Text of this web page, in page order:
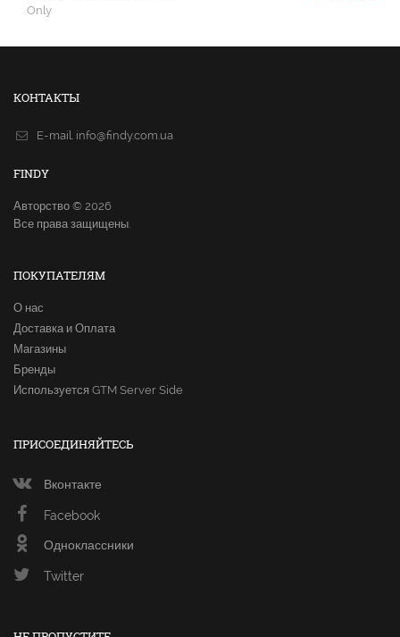
Only
КОНТАКТЫ
E-mail. info@findy.com.ua
FINDY
Авторство © 2026
Все права защищены.
ПОКУПАТЕЛЯМ
О нас
Доставка и Оплата
Магазины
Бренды
Используется GTM Server Side
ПРИСОЕДИНЯЙТЕСЬ
Вконтакте
Facebook
Одноклассники
Twitter